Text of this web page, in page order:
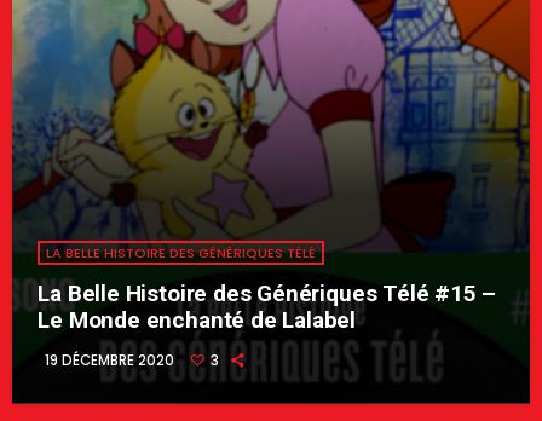
LA BELLE HISTOIRE DES GÉNÉRIQUES TÉLÉ
La Belle Histoire des Génériques Télé #15 –
Le Monde enchanté de Lalabel
19 DÉCEMBRE 2020 3